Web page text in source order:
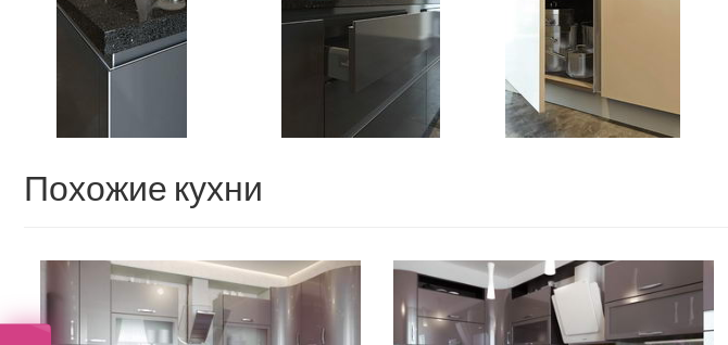
Похожие кухни